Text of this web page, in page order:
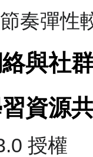
奏彈性
與社
資源
授權